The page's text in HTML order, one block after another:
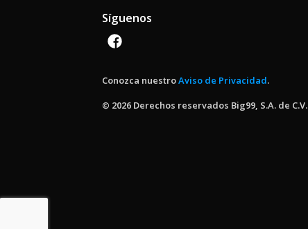
Síguenos
Conozca nuestroAviso de Privacidad.
© 2026 Derechos reservados Big99, S.A. de C.V.